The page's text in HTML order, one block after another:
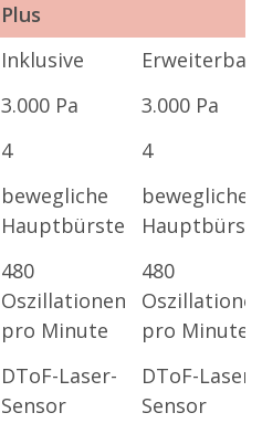
Plus
Ecovacs
Plus
Ecovacs
Inklusive
Erweiterbar
3.000 Pa
3.000 Pa
4
4
bewegliche
Hauptbürste
bewegliche
480
Oszillationen
pro Minute
480
pro Minute
DToF-Laser-
Sensor
DToF-Laser-
Sensor